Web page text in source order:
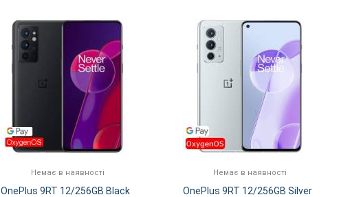
Немає в наявності
OnePlus 9RT 12/256GB Black
Немає в наявності
OnePlus 9RT 12/256GB Silver